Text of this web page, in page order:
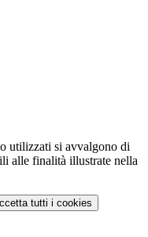
utilizzati si avvalgono di
alle finalità illustrate nella
tutti i cookies